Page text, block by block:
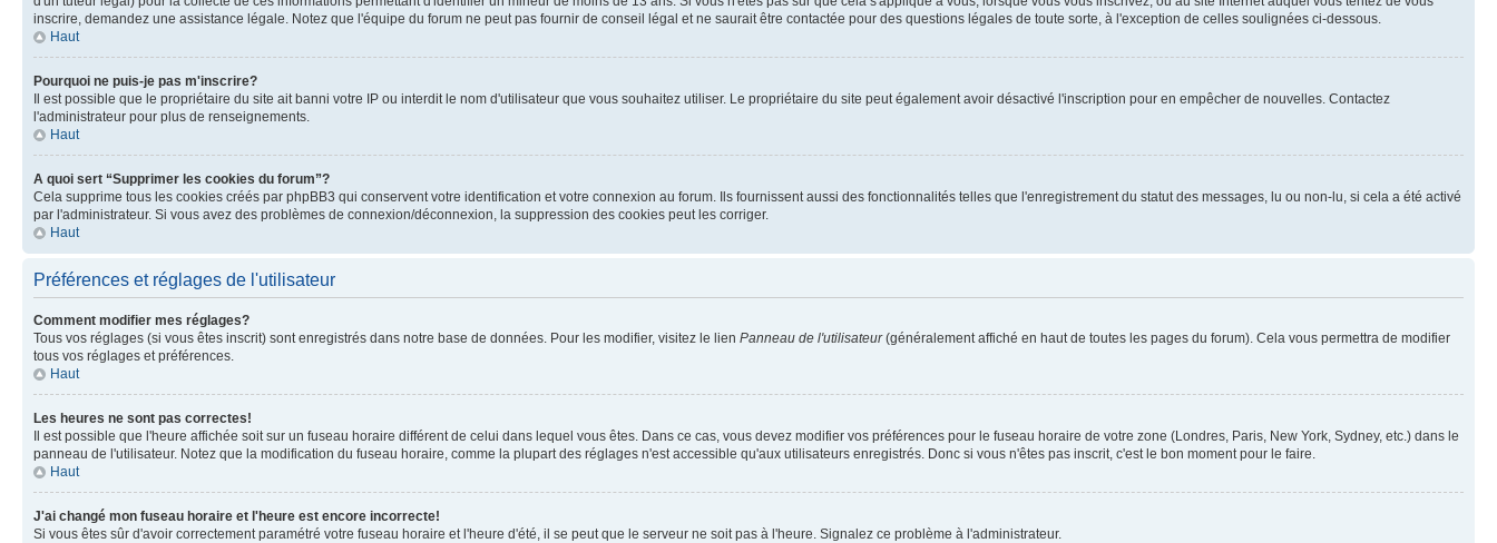
inscrire, demandez une assistance légale. Notez que l'équipe du forum ne peut pas fournir de conseil légal et ne saurait être contactée pour des questions légales de toute sorte, à l'exception de celles soulignées ci-dessous.
Haut
Pourquoi ne puis-je pas m'inscrire?
Il est possible que le propriétaire du site ait banni votre IP ou interdit le nom d'utilisateur que vous souhaitez utiliser. Le propriétaire du site peut également avoir désactivé l'inscription pour en empêcher de nouvelles. Contactez
l'administrateur pour plus de renseignements.
Haut
A quoi sert “Supprimer les cookies du forum”?
Cela supprime tous les cookies créés par phpBB3 qui conservent votre identification et votre connexion au forum. Ils fournissent aussi des fonctionnalités telles que l'enregistrement du statut des messages, lu ou non-lu, si cela a été activé
par l'administrateur. Si vous avez des problèmes de connexion/déconnexion, la suppression des cookies peut les corriger.
Haut
Préférences et réglages de l'utilisateur
Comment modifier mes réglages?
Tous vos réglages (si vous êtes inscrit) sont enregistrés dans notre base de données. Pour les modifier, visitez le lien Panneau de l'utilisateur(généralement affiché en haut de toutes les pages du forum). Cela vous permettra de modifier
tous vos réglages et préférences.
Haut
Les heures ne sont pas correctes!
Il est possible que l'heure affichée soit sur un fuseau horaire différent de celui dans lequel vous êtes. Dans ce cas, vous devez modifier vos préférences pour le fuseau horaire de votre zone (Londres, Paris, New York, Sydney, etc.) dans le
panneau de l'utilisateur. Notez que la modification du fuseau horaire, comme la plupart des réglages n'est accessible qu'aux utilisateurs enregistrés. Donc si vous n'êtes pas inscrit, c'est le bon moment pour le faire.
Haut
J'ai changé mon fuseau horaire et l'heure est encore incorrecte!
Si vous êtes sûr d'avoir correctement paramétré votre fuseau horaire et l'heure d'été, il se peut que le serveur ne soit pas à l'heure. Signalez ce problème à l'administrateur.